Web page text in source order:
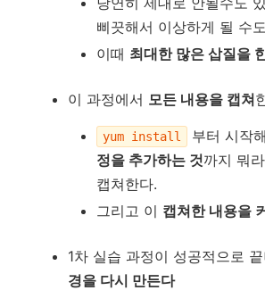
삐끗해서 이상하게 될 수
이때 최대한 많은 삽질을
이 과정에서 모든 내용을 캡쳐
yum install 부터 시작
정을 추가하는 것까지 뭐
캡쳐한다.
그리고 이 캡쳐한 내용을
1차 실습 과정이 성공적으로
경을 다시 만든다